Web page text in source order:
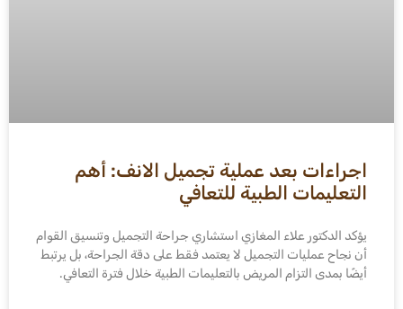
اجراءات بعد عملية تجميل الانف: أهم
التعليمات الطبية للتعافي
يؤكد الدكتور علاء المغازي استشاري جراحة التجميل وتنسيق القوام
أن نجاح عمليات التجميل لا يعتمد فقط على دقة الجراحة، بل يرتبط
أيضًا بمدى التزام المريض بالتعليمات الطبية خلال فترة التعافي.